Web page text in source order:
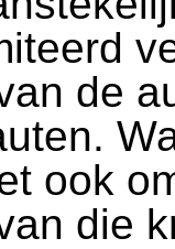
de
ook
die